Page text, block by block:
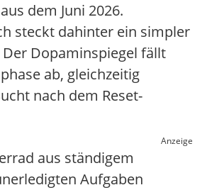
dem Juni 2026.
steckt dahinter ein simpler
Dopaminspiegel fällt
ab, gleichzeitig
nach dem Reset-
Anzeige
aus ständigem
Aufgaben